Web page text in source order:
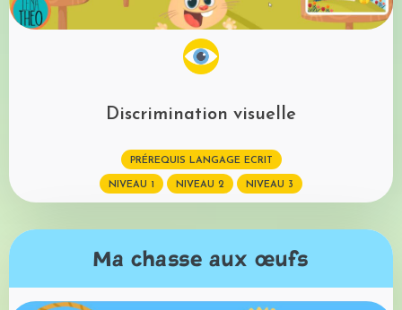
Discrimination visuelle
PRÉREQUIS LANGAGE ECRIT
NIVEAU 1 NIVEAU 2 NIVEAU 3
Ma chasse aux œufs